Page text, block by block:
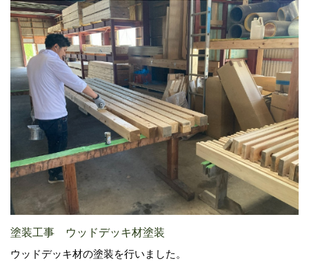
塗装工事 ウッドデッキ材塗装
ウッドデッキ材の塗装を行いました。